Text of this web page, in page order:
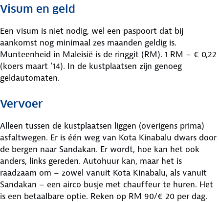
Visum en geld
Een visum is niet nodig, wel een paspoort dat bij
aankomst nog minimaal zes maanden geldig is.
Munteenheid in Maleisië is de ringgit (RM). 1 RM = € 0,22
(koers maart ’14). In de kustplaatsen zijn genoeg
geldautomaten.
Vervoer
Alleen tussen de kustplaatsen liggen (overigens prima)
asfaltwegen. Er is één weg van Kota Kinabalu dwars door
de bergen naar Sandakan. Er wordt, hoe kan het ook
anders, links gereden. Autohuur kan, maar het is
raadzaam om – zowel vanuit Kota Kinabalu, als vanuit
Sandakan – een airco busje met chauffeur te huren. Het
is een betaalbare optie. Reken op RM 90/€ 20 per dag.